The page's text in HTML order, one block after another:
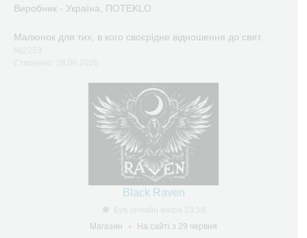
Виробник - Україна, ПOTEKLO
Малюнок для тих, в кого своєрідне відношення до свят.
Black Raven
Магазин
На сайті з 29 червня